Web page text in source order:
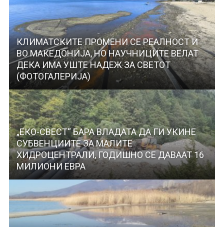
КЛИМАТСКИТЕ ПРОМЕНИ СЕ РЕАЛНОСТ И
ВО МАКЕДОНИЈА, НО НАУЧНИЦИТЕ ВЕЛАТ
ДЕКА ИМА УШТЕ НАДЕЖ ЗА СВЕТОТ
(ФОТОГАЛЕРИЈА)
„ЕКО-СВЕСТ“ БАРА ВЛАДАТА ДА ГИ УКИНЕ
СУБВЕНЦИИТЕ ЗА МАЛИТЕ
ХИДРОЦЕНТРАЛИ, ГОДИШНО СЕ ДАВААТ 16
МИЛИОНИ ЕВРА